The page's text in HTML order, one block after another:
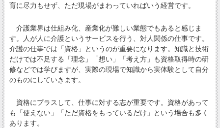
育に尽力もせず、ただ現場がまわっていればいう経営です。
介護業界は仕組み化、産業化が難しい業態でもあると感じま
す。人が人に介護というサービスを行う、対人関係の仕事です。
介護の仕事では「資格」というのが重要になります。知識と技術
だけでは不足する「理念」「想い」「考え方」も資格取得時の研
修などでは学びますが、実際の現場で知識から実体験として自分
のものにしていきます。
資格にプラスして、仕事に対する志が重要です。資格があって
も「使えない」「ただ資格をもっているだけ」という場合も多く
あります。